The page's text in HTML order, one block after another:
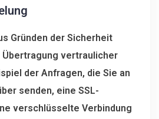
Gründen der Sicherheit
Übertragung vertraulicher
der Anfragen, die Sie an
senden, eine SSL-
verschlüsselte Verbindung